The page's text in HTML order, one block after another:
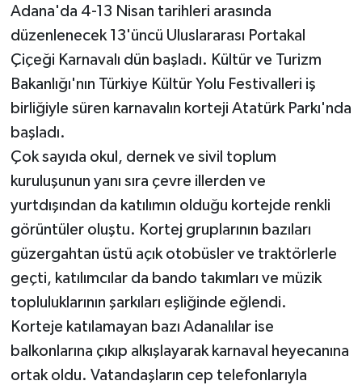
Adana'da 4-13 Nisan tarihleri arasında
düzenlenecek 13'üncü Uluslararası Portakal
Çiçeği Karnavalı dün başladı. Kültür ve Turizm
Bakanlığı'nın Türkiye Kültür Yolu Festivalleri iş
birliğiyle süren karnavalın korteji Atatürk Parkı'nda
başladı.
Çok sayıda okul, dernek ve sivil toplum
kuruluşunun yanı sıra çevre illerden ve
yurtdışından da katılımın olduğu kortejde renkli
görüntüler oluştu. Kortej gruplarının bazıları
güzergahtan üstü açık otobüsler ve traktörlerle
geçti, katılımcılar da bando takımları ve müzik
topluluklarının şarkıları eşliğinde eğlendi.
Korteje katılamayan bazı Adanalılar ise
balkonlarına çıkıp alkışlayarak karnaval heyecanına
ortak oldu. Vatandaşların cep telefonlarıyla
Ortaköy
Sungurlu
Uğurludağ